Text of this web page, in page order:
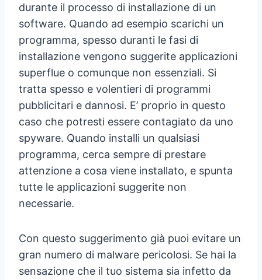
durante il processo di installazione di un
software. Quando ad esempio scarichi un
programma, spesso duranti le fasi di
installazione vengono suggerite applicazioni
superflue o comunque non essenziali. Si
tratta spesso e volentieri di programmi
pubblicitari e dannosi. E’ proprio in questo
caso che potresti essere contagiato da uno
spyware. Quando installi un qualsiasi
programma, cerca sempre di prestare
attenzione a cosa viene installato, e spunta
tutte le applicazioni suggerite non
necessarie.
Con questo suggerimento già puoi evitare un
gran numero di malware pericolosi. Se hai la
sensazione che il tuo sistema sia infetto da